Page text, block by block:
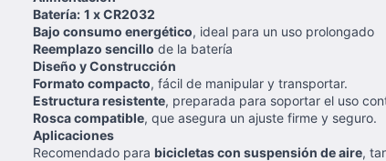
Batería: 1 x CR2032
Bajo consumo energético, ideal para un uso prolongado
Reemplazo sencillo de la batería
Diseño y Construcción
Formato compacto, fácil de manipular y transportar.
Estructura resistente, preparada para soportar el uso
Rosca compatible, que asegura un ajuste firme y seguro.
Aplicaciones
Recomendado para bicicletas con suspensión de aire,